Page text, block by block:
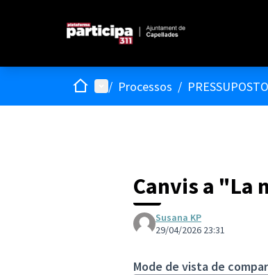
Inici Menú principal
/ Processos /
Canvis a "La
Susana KP
29/04/2026 23:31
Mode de vista de